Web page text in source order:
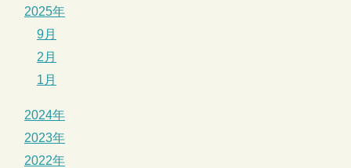
2025年
9月
2月
1月
2024年
2023年
2022年